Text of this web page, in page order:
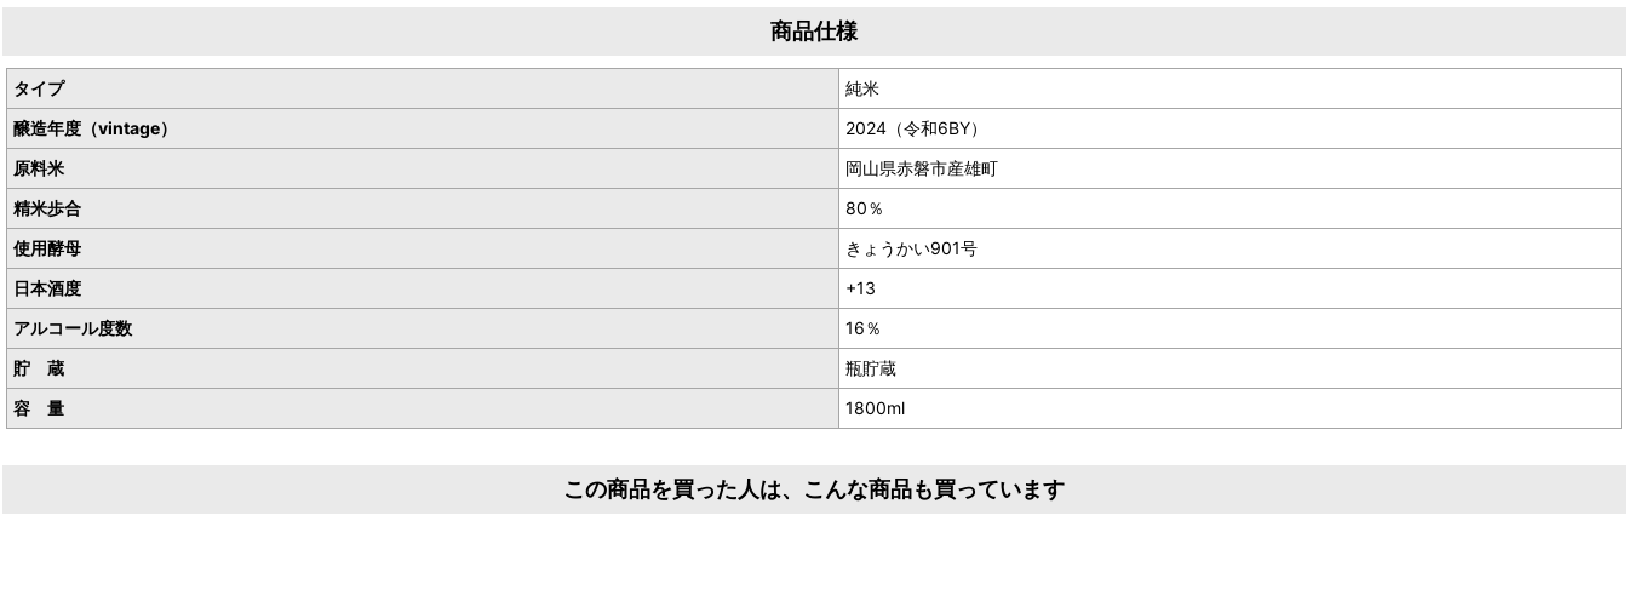
商品仕様
タイプ
純米
醸造年度（vintage）
2024（令和6BY）
原料米
岡山県赤磐市産雄町
精米歩合
80％
使用酵母
きょうかい901号
日本酒度
+13
アルコール度数
16％
貯 蔵
瓶貯蔵
容 量
1800ml
この商品を買った人は、こんな商品も買っています